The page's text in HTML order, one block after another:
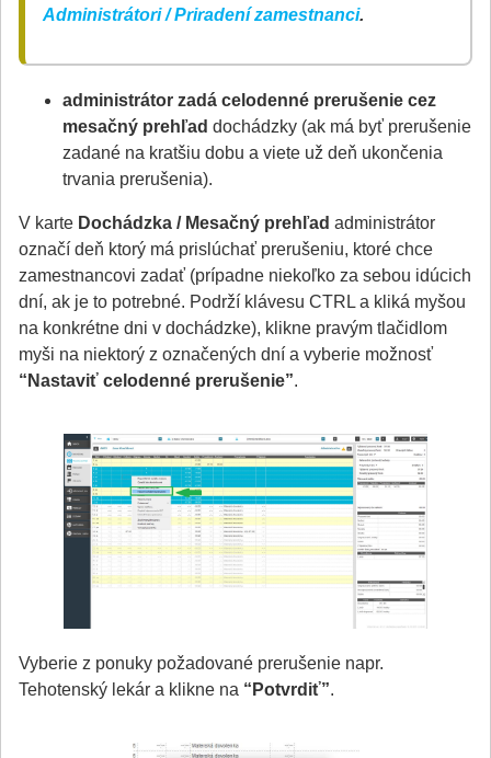
Administrátori / Priradení zamestnanci.
administrátor zadá celodenné prerušenie cez
mesačný prehľad dochádzky (ak má byť prerušenie
zadané na kratšiu dobu a viete už deň ukončenia
trvania prerušenia).
V karte Dochádzka / Mesačný prehľad administrátor
označí deň ktorý má prislúchať prerušeniu, ktoré chce
zamestnancovi zadať (prípadne niekoľko za sebou idúcich
dní, ak je to potrebné. Podrží klávesu CTRL a kliká myšou
na konkrétne dni v dochádzke), klikne pravým tlačidlom
myši na niektorý z označených dní a vyberie možnosť
“Nastaviť celodenné prerušenie”.
Vyberie z ponuky požadované prerušenie napr.
Tehotenský lekár a klikne na “Potvrdiť”.